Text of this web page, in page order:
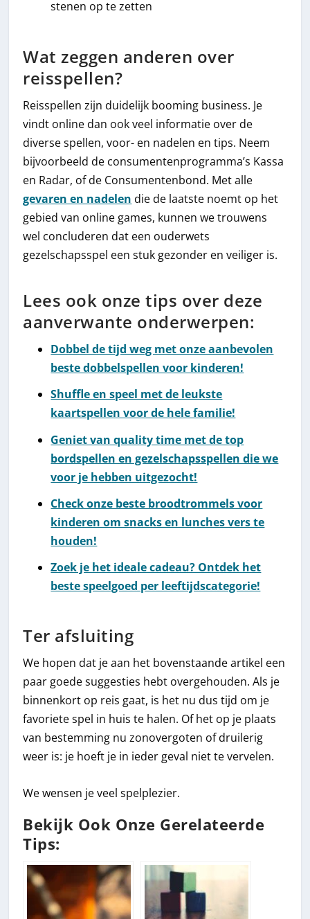
stenen op te zetten
Wat zeggen anderen over
reisspellen?
Reisspellen zijn duidelijk booming business. Je
vindt online dan ook veel informatie over de
diverse spellen, voor- en nadelen en tips. Neem
bijvoorbeeld de consumentenprogramma’s Kassa
en Radar, of de Consumentenbond. Met alle
gevaren en nadelen die de laatste noemt op het
gebied van online games, kunnen we trouwens
wel concluderen dat een ouderwets
gezelschapsspel een stuk gezonder en veiliger is.
Lees ook onze tips over deze
aanverwante onderwerpen:
Dobbel de tijd weg met onze aanbevolen
beste dobbelspellen voor kinderen!
Shuffle en speel met de leukste
kaartspellen voor de hele familie!
Geniet van quality time met de top
bordspellen en gezelschapsspellen die we
voor je hebben uitgezocht!
Check onze beste broodtrommels voor
kinderen om snacks en lunches vers te
houden!
Zoek je het ideale cadeau? Ontdek het
beste speelgoed per leeftijdscategorie!
Ter afsluiting
We hopen dat je aan het bovenstaande artikel een
paar goede suggesties hebt overgehouden. Als je
binnenkort op reis gaat, is het nu dus tijd om je
favoriete spel in huis te halen. Of het op je plaats
van bestemming nu zonovergoten of druilerig
weer is: je hoeft je in ieder geval niet te vervelen.
We wensen je veel spelplezier.
Bekijk Ook Onze Gerelateerde
Tips: